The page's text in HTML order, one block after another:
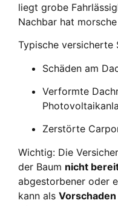
liegt gro­be
Nach­bar hat
Typi­sche ver­si­cher­te
Schä­den am
Ver­form­te
Zer­stör­te
Wich­tig: Die
der Baum nicht
abge­stor­be­ner oder
kann als Vor­scha­den